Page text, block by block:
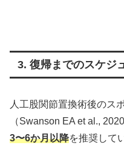
3. 復帰までのスケジ
人工股関節置換術後のス
（Swanson EA et al.,
3〜6か月以降を推奨して